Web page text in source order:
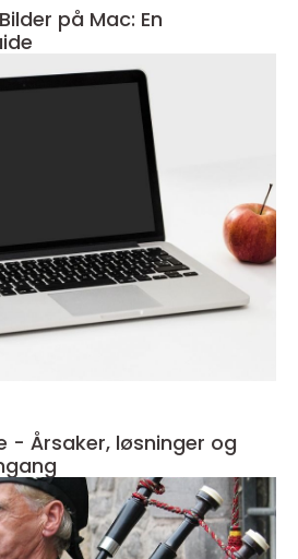
på Mac: En
- Årsaker, løsninger og